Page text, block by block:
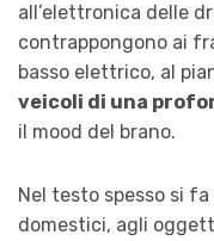
all’elettronica delle
contrappongono ai
basso elettrico, al
veicoli di una
il mood del brano.
Nel testo spesso si
domestici, agli